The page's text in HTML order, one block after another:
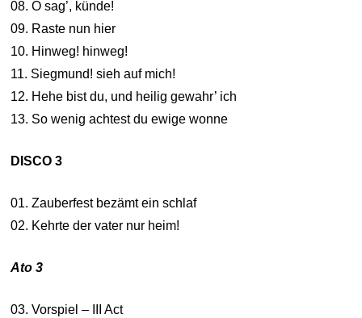
08. O sag’, künde!
09. Raste nun hier
10. Hinweg! hinweg!
11. Siegmund! sieh auf mich!
12. Hehe bist du, und heilig gewahr’ ich
13. So wenig achtest du ewige wonne
DISCO 3
01. Zauberfest bezämt ein schlaf
02. Kehrte der vater nur heim!
Ato 3
03. Vorspiel – III Act